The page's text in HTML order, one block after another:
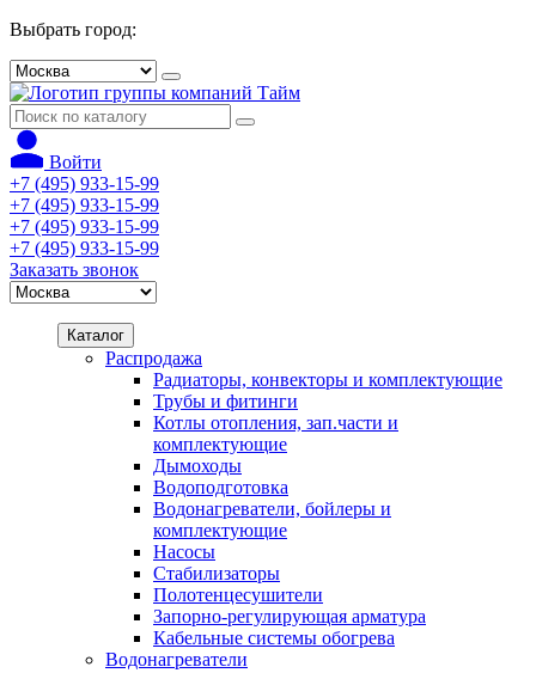
Выбрать город:
Войти
+7 (495) 933-15-99
+7 (495) 933-15-99
+7 (495) 933-15-99
+7 (495) 933-15-99
Заказать звонок
Каталог
Распродажа
Радиаторы, конвекторы и комплектующие
Трубы и фитинги
Котлы отопления, зап.части и
комплектующие
Дымоходы
Водоподготовка
Водонагреватели, бойлеры и
комплектующие
Насосы
Стабилизаторы
Полотенцесушители
Запорно-регулирующая арматура
Кабельные системы обогрева
Водонагреватели